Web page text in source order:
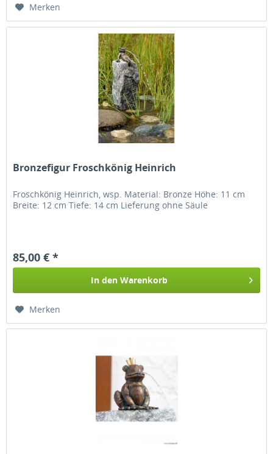
Merken
Bronzefigur Froschkönig Heinrich
Froschkönig Heinrich, wsp. Material: Bronze Höhe: 11 cm
Breite: 12 cm Tiefe: 14 cm Lieferung ohne Säule
85,00 € *
In den Warenkorb
Merken